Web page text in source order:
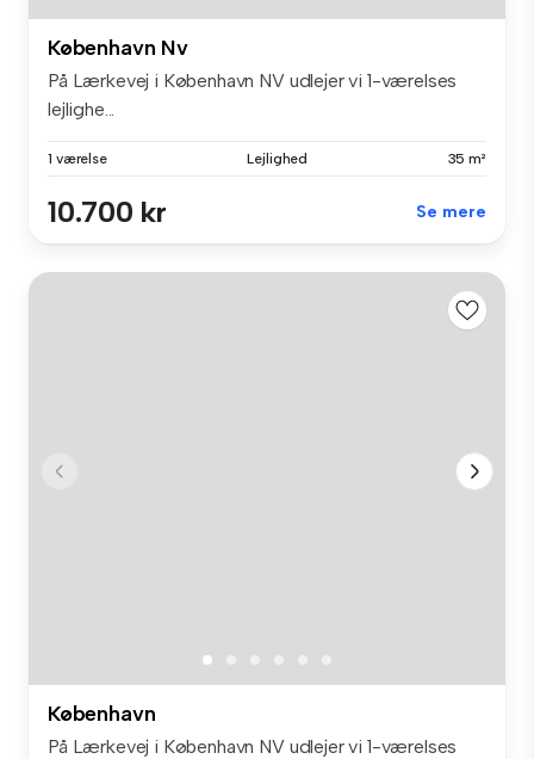
København Nv
På Lærkevej i København NV udlejer vi 1-værelses
lejlighe...
1 værelse Lejlighed 35 m²
10.700 kr Se mere
København
På Lærkevej i København NV udlejer vi 1-værelses